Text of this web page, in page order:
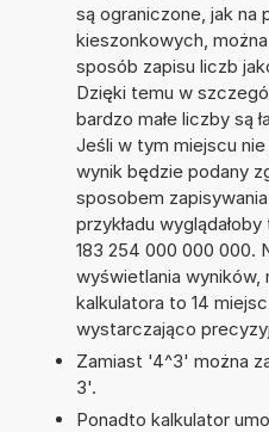
są ograniczone, jak na
kieszonkowych,
sposób zapisu liczb
Dzięki temu w
bardzo małe liczby są
Jeśli w tym miejscu
wynik będzie podany
sposobem
przykładu
183 254 000 000 000.
wyświetlania wyników,
kalkulatora to 14
wystarczająco
Zamiast '4^3' można
3'.
Ponadto kalkulator